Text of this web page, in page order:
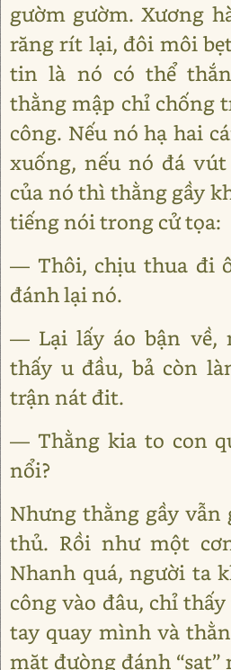
gườm gườm. Xương
răng rít lại, đôi môi
tin là nó có thể
thằng mập chỉ chống
công. Nếu nó hạ hai
xuống, nếu nó đá
của nó thì thằng gầy
tiếng nói trong cử tọa:
— Thôi, chịu thua đi
đánh lại nó.
— Lại lấy áo bận về,
thấy u đầu, bả còn
trận nát đit.
— Thằng kia to con
nổi?
Nhưng thằng gầy vẫn
thủ. Rồi như một
Nhanh quá, người ta
công vào đâu, chỉ
tay quay mình và
mặt đưòng đánh “sạt”